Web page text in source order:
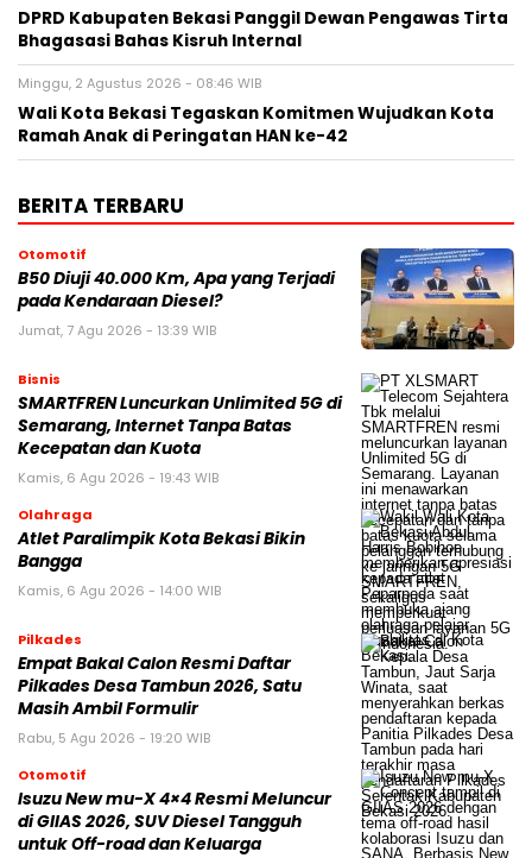
DPRD Kabupaten Bekasi Panggil Dewan Pengawas Tirta
Bhagasasi Bahas Kisruh Internal
Minggu, 2 Agustus 2026 - 08:46 WIB
Wali Kota Bekasi Tegaskan Komitmen Wujudkan Kota
Ramah Anak di Peringatan HAN ke-42
BERITA TERBARU
Otomotif
B50 Diuji 40.000 Km, Apa yang Terjadi
pada Kendaraan Diesel?
Jumat, 7 Agu 2026 - 13:39 WIB
Bisnis
SMARTFREN Luncurkan Unlimited 5G di
Semarang, Internet Tanpa Batas
Kecepatan dan Kuota
Kamis, 6 Agu 2026 - 19:43 WIB
Olahraga
Atlet Paralimpik Kota Bekasi Bikin
Bangga
Kamis, 6 Agu 2026 - 14:00 WIB
Pilkades
Empat Bakal Calon Resmi Daftar
Pilkades Desa Tambun 2026, Satu
Masih Ambil Formulir
Rabu, 5 Agu 2026 - 19:20 WIB
Otomotif
Isuzu New mu-X 4×4 Resmi Meluncur
di GIIAS 2026, SUV Diesel Tangguh
untuk Off-road dan Keluarga